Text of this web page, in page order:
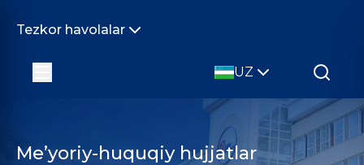
Tezkor havolalar
UZ
Me’yoriy-huquqiy hujjatlar